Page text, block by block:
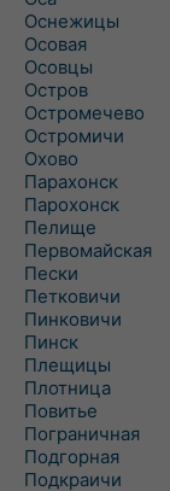
Оснежицы
Осовая
Осовцы
Остров
Остромечево
Остромичи
Охово
Парахонск
Парохонск
Пелище
Первомайская
Пески
Петковичи
Пинковичи
Пинск
Плещицы
Плотница
Повитье
Пограничная
Подгорная
Подкраичи